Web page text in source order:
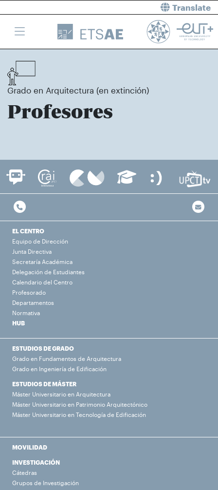
Translate
Grado en Arquitectura (en extinción)
Profesores
EL CENTRO
Equipo de Dirección
Junta Directiva
Secretaría Académica
Delegación de Estudiantes
Calendario del Centro
Profesorado
Departamentos
Normativa
HUB
ESTUDIOS DE GRADO
Grado en Fundamentos de Arquitectura
Grado en Ingeniería de Edificación
ESTUDIOS DE MÁSTER
Máster Universitario en Arquitectura
Máster Universitario en Patrimonio Arquitectónico
Máster Universitario en Tecnología de Edificación
MOVILIDAD
INVESTIGACIÓN
Cátedras
Grupos de Investigación